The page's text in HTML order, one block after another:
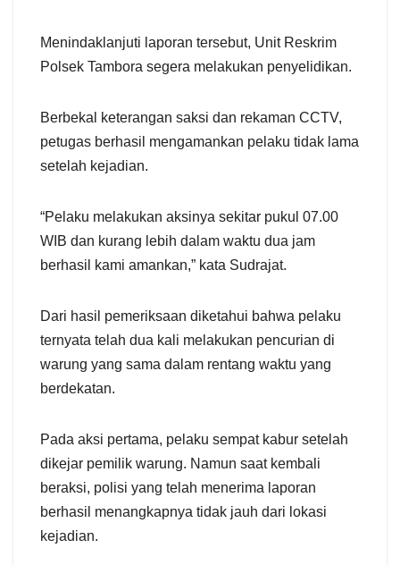
Menindaklanjuti laporan tersebut, Unit Reskrim
Polsek Tambora segera melakukan penyelidikan.
Berbekal keterangan saksi dan rekaman CCTV,
petugas berhasil mengamankan pelaku tidak lama
setelah kejadian.
“Pelaku melakukan aksinya sekitar pukul 07.00
WIB dan kurang lebih dalam waktu dua jam
berhasil kami amankan,” kata Sudrajat.
Dari hasil pemeriksaan diketahui bahwa pelaku
ternyata telah dua kali melakukan pencurian di
warung yang sama dalam rentang waktu yang
berdekatan.
Pada aksi pertama, pelaku sempat kabur setelah
dikejar pemilik warung. Namun saat kembali
beraksi, polisi yang telah menerima laporan
berhasil menangkapnya tidak jauh dari lokasi
kejadian.